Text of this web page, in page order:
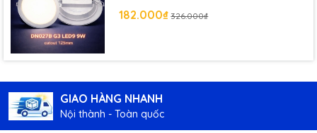
182.000₫ 326.000₫
GIAO HÀNG NHANH
Nội thành - Toàn quốc